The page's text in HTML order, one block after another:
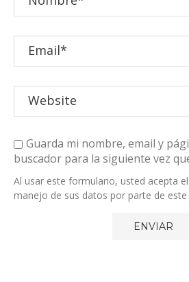
Guarda mi nombre, email y
buscador para la siguiente vez
Al usar este formulario, usted acepta
manejo de sus datos por parte de este